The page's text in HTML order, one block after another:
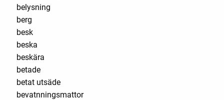
belysning
berg
besk
beska
beskära
betade
betat utsäde
bevatnningsmattor